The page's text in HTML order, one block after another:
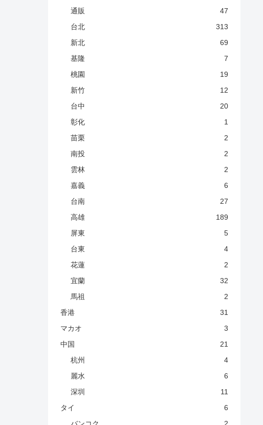
通販
47
台北
313
新北
69
基隆
7
桃園
19
新竹
12
台中
20
彰化
1
苗栗
2
南投
2
雲林
2
嘉義
6
台南
27
高雄
189
屏東
5
台東
4
花蓮
2
宜蘭
32
馬祖
2
香港
31
マカオ
3
中国
21
杭州
4
麗水
6
深圳
11
タイ
6
バンコク
2